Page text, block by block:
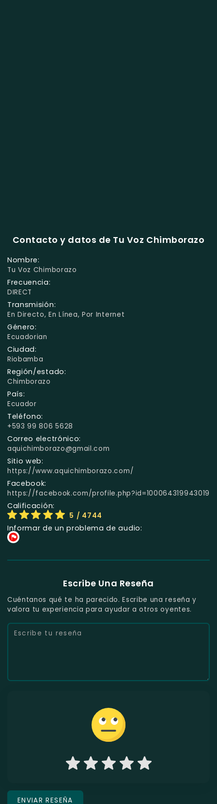
Contacto y datos de Tu Voz Chimborazo
Nombre:
Tu Voz Chimborazo
Frecuencia:
DIRECT
Transmisión:
En Directo, En Línea, Por Internet
Género:
Ecuadorian
Ciudad:
Riobamba
Región/estado:
Chimborazo
País:
Ecuador
Teléfono:
+593 99 806 5628
Correo electrónico:
aquichimborazo@gmail.com
Sitio web:
https://www.aquichimborazo.com/
Facebook:
https://facebook.com/profile.php?id=100064319943019
Calificación:
5 / 4744
Informar de un problema de audio:
Escribe Una Reseña
Cuéntanos qué te ha parecido. Escribe una reseña y
valora tu experiencia para ayudar a otros oyentes.